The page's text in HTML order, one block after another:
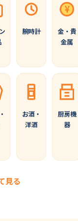
腕時計
¥
金・貴
金属
お酒・
洋酒
厨房機
器
見る